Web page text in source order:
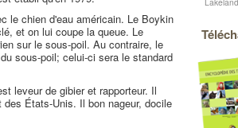
le chien d'eau américain. Le Boykin
et on lui coupe la queue. Le
sur le sous-poil. Au contraire, le
sous-poil; celui-ci sera le standard
leveur de gibier et rapporteur. Il
États-Unis. Il bon nageur, docile